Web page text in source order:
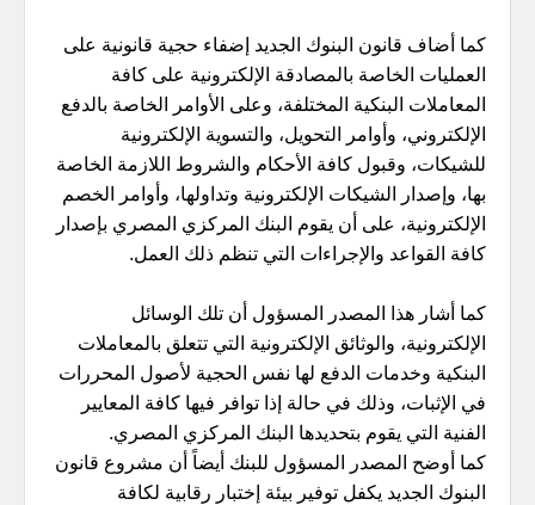
كما أضاف قانون البنوك الجديد إضفاء حجية قانونية على
العمليات الخاصة بالمصادقة الإلكترونية على كافة
المعاملات البنكية المختلفة، وعلى الأوامر الخاصة بالدفع
الإلكتروني، وأوامر التحويل، والتسوية الإلكترونية
للشيكات، وقبول كافة الأحكام والشروط اللازمة الخاصة
بها، وإصدار الشيكات الإلكترونية وتداولها، وأوامر الخصم
الإلكترونية، على أن يقوم البنك المركزي المصري بإصدار
كافة القواعد والإجراءات التي تنظم ذلك العمل.
كما أشار هذا المصدر المسؤول أن تلك الوسائل
الإلكترونية، والوثائق الإلكترونية التي تتعلق بالمعاملات
البنكية وخدمات الدفع لها نفس الحجية لأصول المحررات
في الإثبات، وذلك في حالة إذا توافر فيها كافة المعايير
الفنية التي يقوم بتحديدها البنك المركزي المصري.
كما أوضح المصدر المسؤول للبنك أيضاً أن مشروع قانون
البنوك الجديد يكفل توفير بيئة إختبار رقابية لكافة